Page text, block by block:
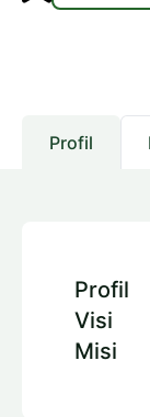
Profil
Profil
Visi
Misi